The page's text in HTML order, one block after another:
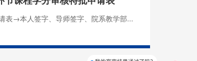
表→本人签字、导师签字、院系教学部...